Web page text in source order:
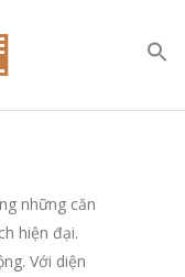
những căn
hiện đại.
Với diện